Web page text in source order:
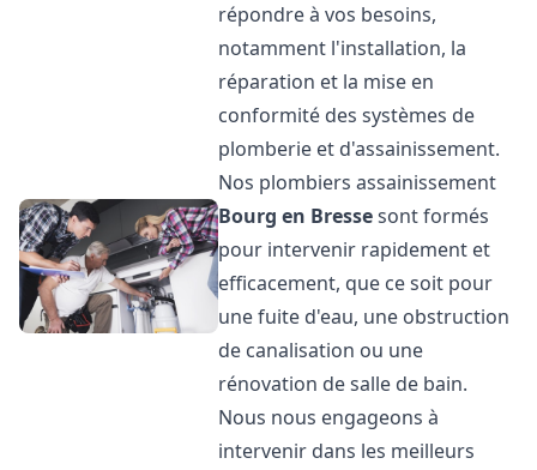
répondre à vos besoins,
notamment l'installation, la
réparation et la mise en
conformité des systèmes de
plomberie et d'assainissement.
Nos plombiers assainissement
Bourg en Bressesont formés
pour intervenir rapidement et
efficacement, que ce soit pour
une fuite d'eau, une obstruction
de canalisation ou une
rénovation de salle de bain.
Nous nous engageons à
intervenir dans les meilleurs